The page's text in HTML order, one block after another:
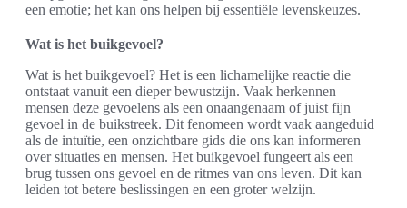
een emotie; het kan ons helpen bij essentiële levenskeuzes.
Wat is het buikgevoel?
Wat is het buikgevoel? Het is een lichamelijke reactie die
ontstaat vanuit een dieper bewustzijn. Vaak herkennen
mensen deze gevoelens als een onaangenaam of juist fijn
gevoel in de buikstreek. Dit fenomeen wordt vaak aangeduid
als de intuïtie, een onzichtbare gids die ons kan informeren
over situaties en mensen. Het buikgevoel fungeert als een
brug tussen ons gevoel en de ritmes van ons leven. Dit kan
leiden tot betere beslissingen en een groter welzijn.